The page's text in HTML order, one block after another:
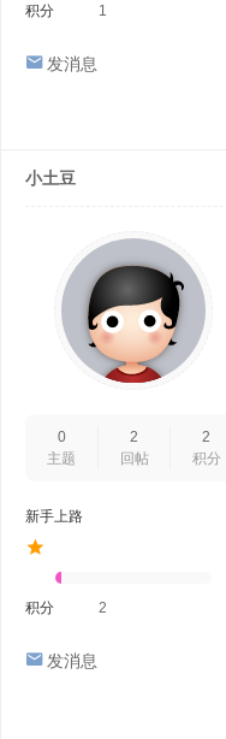
积分 1
发消息
小土豆
0
主题
2
回帖
2
积分
新手上路
积分 2
发消息